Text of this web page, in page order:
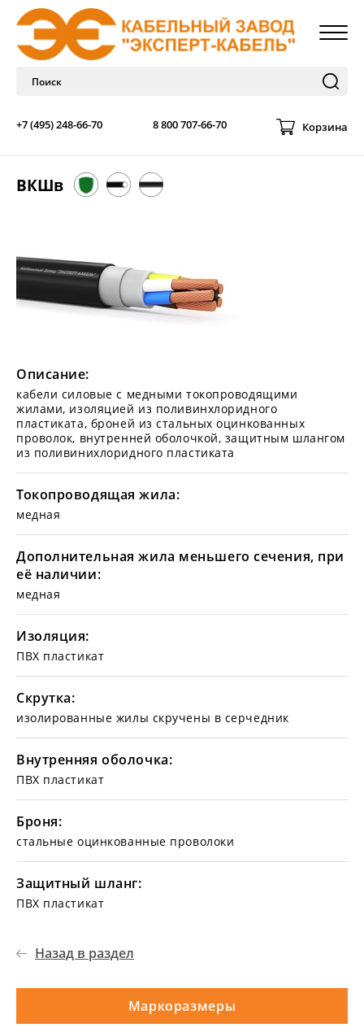
+7 (495) 248-66-70 8 800 707-66-70 Корзина
ВКШв
Описание:
кабели силовые с медными токопроводящими
жилами, изоляцией из поливинхлоридного
пластиката, броней из стальных оцинкованных
проволок, внутренней оболочкой, защитным шлангом
из поливинихлоридного пластиката
Токопроводящая жила:
медная
Дополнительная жила меньшего сечения, при
её наличии:
медная
Изоляция:
ПВХ пластикат
Скрутка:
изолированные жилы скручены в серчедник
Внутренняя оболочка:
ПВХ пластикат
Броня:
стальные оцинкованные проволоки
Защитный шланг:
ПВХ пластикат
Назад в раздел
Маркоразмеры